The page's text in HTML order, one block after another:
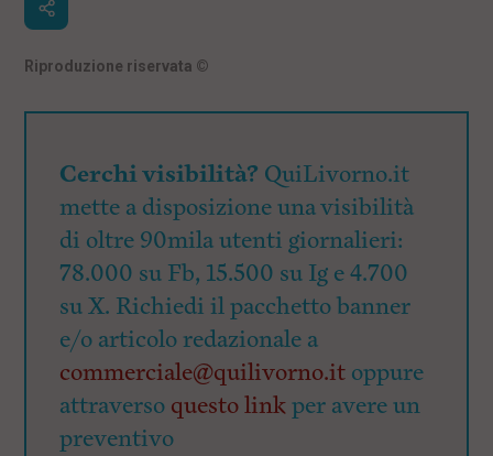
Riproduzione riservata ©
Cerchi visibilità? QuiLivorno.it
mette a disposizione una visibilità
di oltre 90mila utenti giornalieri:
78.000 su Fb, 15.500 su Ig e 4.700
su X. Richiedi il pacchetto banner
e/o articolo redazionale a
commerciale@quilivorno.it oppure
attraverso questo linkper avere un
preventivo